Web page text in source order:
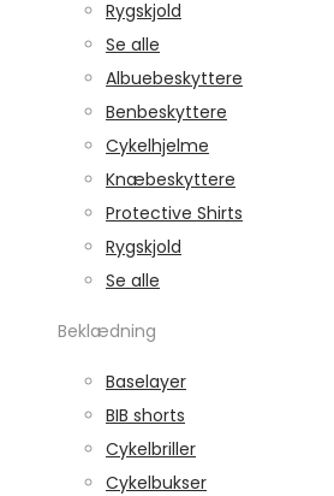
Rygskjold
Se alle
Albuebeskyttere
Benbeskyttere
Cykelhjelme
Knæbeskyttere
Protective Shirts
Rygskjold
Se alle
Beklædning
Baselayer
BIB shorts
Cykelbriller
Cykelbukser